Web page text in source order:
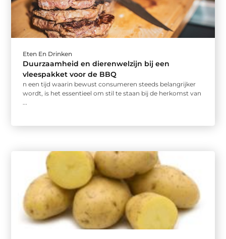
Eten En Drinken
Duurzaamheid en dierenwelzijn bij een
vleespakket voor de BBQ
n een tijd waarin bewust consumeren steeds belangrijker
wordt, is het essentieel om stil te staan bij de herkomst van